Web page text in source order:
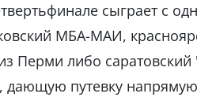
сыграет с
МБА-МАИ,
Перми либо саратовский
дающую путевку